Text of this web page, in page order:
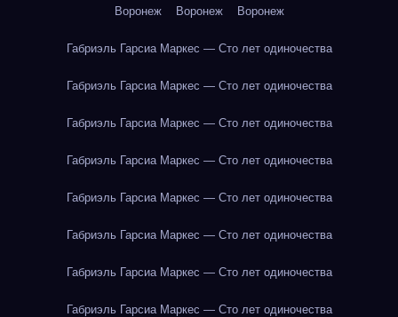
Воронеж Воронеж Воронеж
Габриэль Гарсиа Маркес — Сто лет одиночества
Габриэль Гарсиа Маркес — Сто лет одиночества
Габриэль Гарсиа Маркес — Сто лет одиночества
Габриэль Гарсиа Маркес — Сто лет одиночества
Габриэль Гарсиа Маркес — Сто лет одиночества
Габриэль Гарсиа Маркес — Сто лет одиночества
Габриэль Гарсиа Маркес — Сто лет одиночества
Габриэль Гарсиа Маркес — Сто лет одиночества